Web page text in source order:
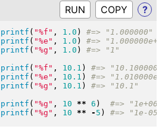
RUN ?
( "%f " , 1.0 )
( "%e " , 1.0 )
( "%g " , 1.0 )
( "%f " , 10.1 )
( "%e " , 10.1 )
( "%g " , 10.1 )
( "%g " , 10 ** 6 )
( "%g " , 10 ** - 5 )